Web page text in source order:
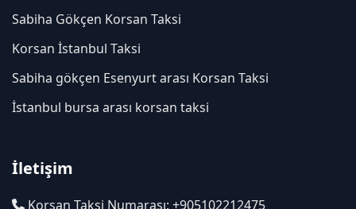
Sabiha Gökçen Korsan Taksi
Korsan İstanbul Taksi
Sabiha gökçen Esenyurt arası Korsan Taksi
İstanbul bursa arası korsan taksi
İletişim
Korsan Taksi Numarası: +905102212475